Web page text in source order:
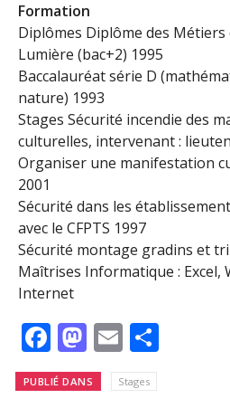
Formation
Diplômes Diplôme des Métiers
Lumière (bac+2) 1995
Baccalauréat série D
nature) 1993
Stages Sécurité incendie des
culturelles, intervenant :
Organiser une manifestation
2001
Sécurité dans les
avec le CFPTS 1997
Sécurité montage gradins et
Maîtrises Informatique : Excel,
Internet
Facebook
Mastodon
Email
PUBLIÉ DANS Stages